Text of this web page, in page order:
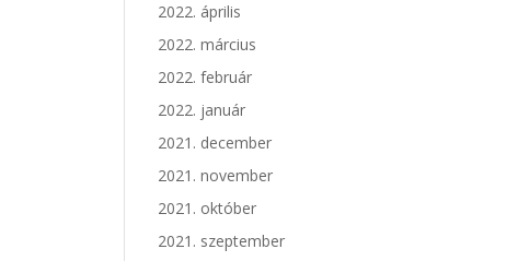
2022. április
2022. március
2022. február
2022. január
2021. december
2021. november
2021. október
2021. szeptember